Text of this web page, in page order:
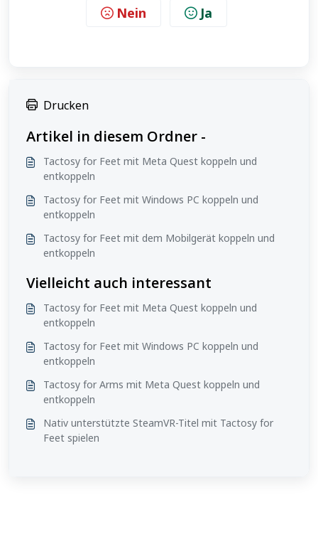
Nein Ja
Drucken
Artikel in diesem Ordner -
Tactosy for Feet mit Meta Quest koppeln und
entkoppeln
Tactosy for Feet mit Windows PC koppeln und
entkoppeln
Tactosy for Feet mit dem Mobilgerät koppeln und
entkoppeln
Vielleicht auch interessant
Tactosy for Feet mit Meta Quest koppeln und
entkoppeln
Tactosy for Feet mit Windows PC koppeln und
entkoppeln
Tactosy for Arms mit Meta Quest koppeln und
entkoppeln
Nativ unterstützte SteamVR-Titel mit Tactosy for
Feet spielen